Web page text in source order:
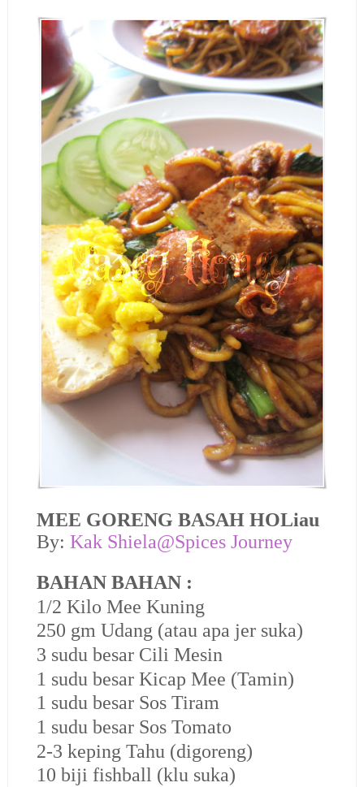
MEE GORENG BASAHHOLiau
By: Kak Shiela@Spices Journey
BAHAN BAHAN :
1/2 Kilo Mee Kuning
250 gm Udang (atau apa jer suka)
3 sudu besar Cili Mesin
1 sudu besar Kicap Mee (Tamin)
1 sudu besar Sos Tiram
1 sudu besar Sos Tomato
2-3 keping Tahu (digoreng)
10 biji fishball (klu suka)